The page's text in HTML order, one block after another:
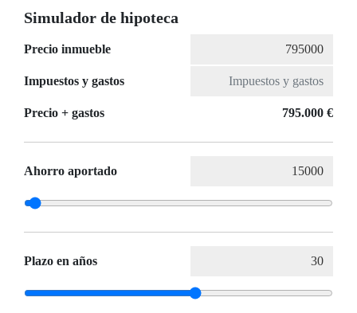
Simulador de hipoteca
Precio inmueble
Impuestos y gastos
Precio + gastos 795.000 €
Ahorro aportado
Plazo en años